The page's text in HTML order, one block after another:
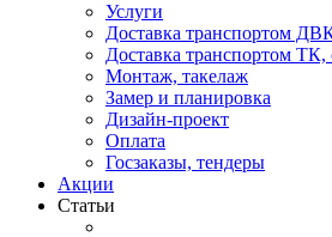
Услуги
Доставка транспортом
Доставка транспортом ТК,
Монтаж, такелаж
Замер и планировка
Дизайн-проект
Оплата
Госзаказы, тендеры
Акции
Статьи